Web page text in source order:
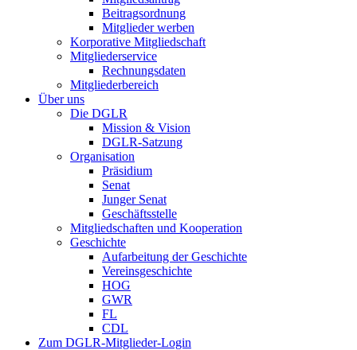
Beitragsordnung
Mitglieder werben
Korporative Mitgliedschaft
Mitgliederservice
Rechnungsdaten
Mitgliederbereich
Über uns
Die DGLR
Mission & Vision
DGLR-Satzung
Organisation
Präsidium
Senat
Junger Senat
Geschäftsstelle
Mitgliedschaften und Kooperation
Geschichte
Aufarbeitung der Geschichte
Vereinsgeschichte
HOG
GWR
FL
CDL
Zum DGLR-Mitglieder-Login